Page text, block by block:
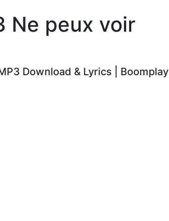
Ne peux voir
Download & Lyrics | Boomplay